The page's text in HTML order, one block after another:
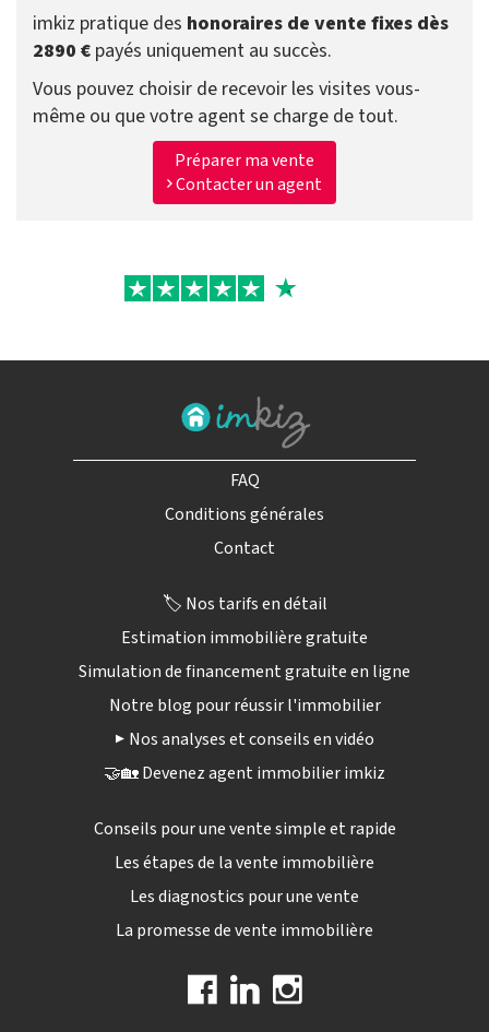
imkiz pratique des honoraires de vente fixes dès
2890 € payés uniquement au succès.
Vous pouvez choisir de recevoir les visites vous-
même ou que votre agent se charge de tout.
Préparer ma vente
Contacter un agent
FAQ
Conditions générales
Contact
🏷️ Nos tarifs en détail
Estimation immobilière gratuite
Simulation de financement gratuite en ligne
Notre blog pour réussir l'immobilier
▶️ Nos analyses et conseils en vidéo
🤝🏡 Devenez agent immobilier imkiz
Conseils pour une vente simple et rapide
Les étapes de la vente immobilière
Les diagnostics pour une vente
La promesse de vente immobilière